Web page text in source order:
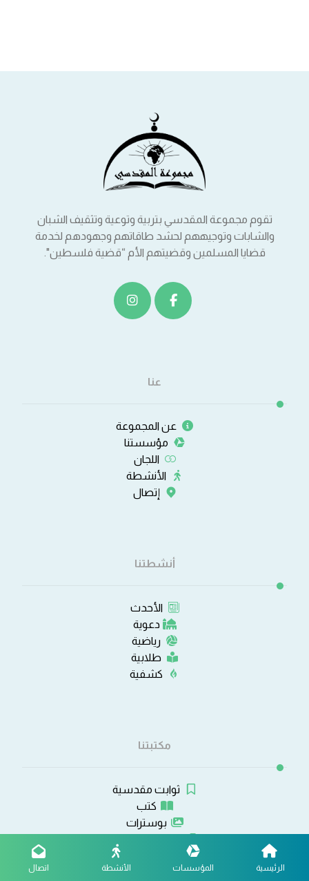
تقوم مجموعة المقدسي بتربية وتوعية وتثقيف الشبان
والشابات وتوجيههم لحشد طاقاتهم وجهودهم لخدمة
قضايا المسلمين وقضيتهم الأم “قضية فلسطين".
عنا
عن المجموعة
مؤسستنا
اللجان
الأنشطة
إتصال
أنشطتنا
الأحدث
دعوية
رياضية
طلابية
كشفية
مكتبتنا
ثوابت مقدسية
كتب
بوسترات
برامج وتطبيقات
الرئيسية المؤسسات الأنشطة اتصال